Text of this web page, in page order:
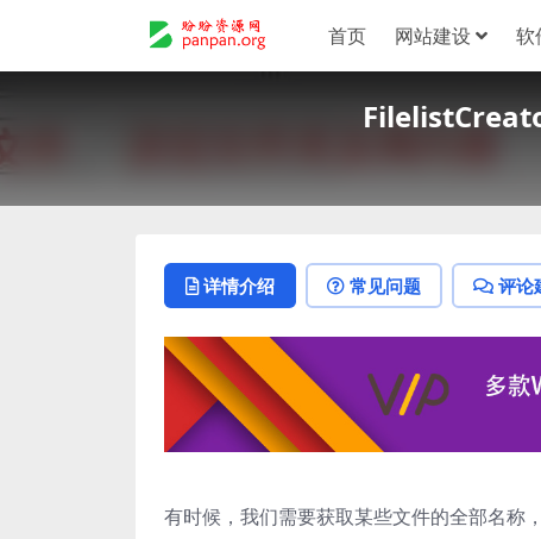
首页 网站建设 软
详情介绍 常见问题 评论
有时候，我们需要获取某些文件的全部名称